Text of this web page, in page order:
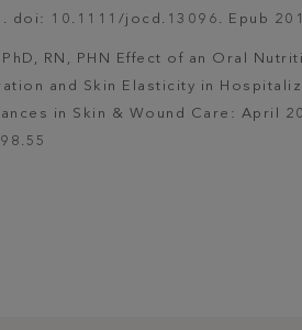
doi: 10.1111/jocd.13096. Epub
RN, PHN Effect of an Oral
and Skin Elasticity in
in Skin & Wound Care: April